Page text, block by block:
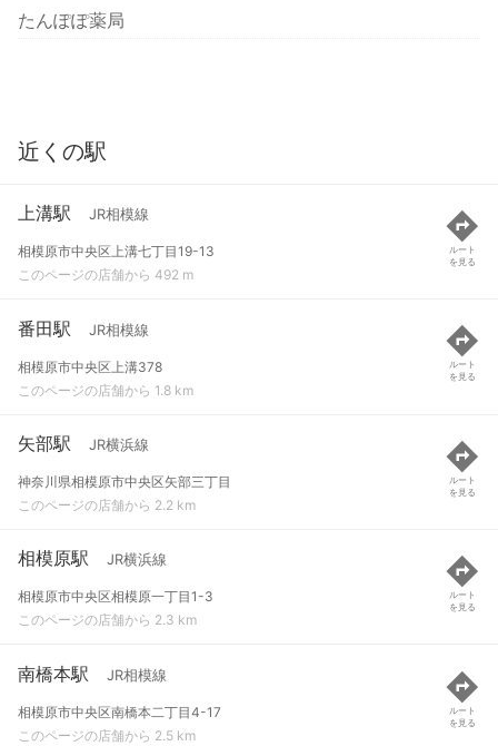
たんぽぽ薬局
近くの駅
上溝駅 JR相模線
相模原市中央区上溝七丁目19-13
このページの店舗から 492 m
ルート
を見る
番田駅 JR相模線
相模原市中央区上溝378
このページの店舗から 1.8 km
ルート
を見る
矢部駅 JR横浜線
神奈川県相模原市中央区矢部三丁目
このページの店舗から 2.2 km
ルート
を見る
相模原駅 JR横浜線
相模原市中央区相模原一丁目1-3
このページの店舗から 2.3 km
ルート
を見る
南橋本駅 JR相模線
相模原市中央区南橋本二丁目4-17
このページの店舗から 2.5 km
ルート
を見る